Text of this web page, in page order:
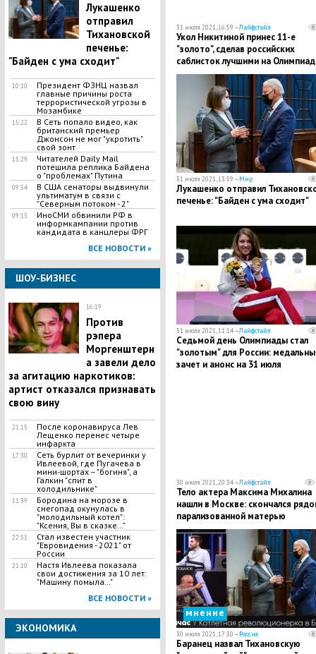
Лукашенко
отправил
Тихановской
печенье:
"Байден с ума сходит"
10:10
Президент ФЗНЦ назвал
главные причины роста
террористической угрозы в
Мозамбике
15:22
В Сеть попало видео, как
британский премьер
Джонсон не мог "укротить"
свой зонт
13:29
Читателей Daily Mail
потешила реплика Байдена
о "проблемах" Путина
09:54
В США сенаторы выдвинули
ультиматум в связи с
"Северным потоком - 2"
09:15
ИноСМИ обвинили РФ в
информкампании против
кандидата в канцлеры ФРГ
ВСЕ НОВОСТИ »
ШОУ-БИЗНЕС
16:19
Против
рэпера
Моргенштерн
а завели дело
за агитацию наркотиков:
артист отказался признавать
свою вину
21:15
После коронавируса Лев
Лещенко перенес четыре
инфаркта
17:30
Сеть бурлит от вечеринки у
Ивлеевой, где Пугачева в
мини-шортах – "богиня", а
Галкин "спит в
холодильнике"
11:39
Бородина на морозе в
снегопад окунулась в
"молодильный котел":
"Ксения, Вы в сказке…"
22:51
Стал известен участник
"Евровидения - 2021" от
России
21:10
Настя Ивлеева показала
свои достижения за 10 лет:
"Машину помыла…"
ВСЕ НОВОСТИ »
ЭКОНОМИКА
31 июля 2021, 16:59 —Лайфстайл
Укол Никитиной принес 11-е
"золото", сделав российских
саблисток лучшими на
2020
31 июля 2021, 13:59 —Мир
Лукашенко отправил
печенье: "Байден с ума сходит"
31 июля 2021, 11:14 —Лайфстайл
Седьмой день Олимпиады стал
"золотым" для России:
зачет и анонс на 31 июля
30 июля 2021, 20:34 —Лайфстайл
Тело актера Максима Михалина
нашли в Москве: скончался
парализованной матерью
мнение
30 июля 2021, 17:30 —Россия
Баранец назвал Тихановскую